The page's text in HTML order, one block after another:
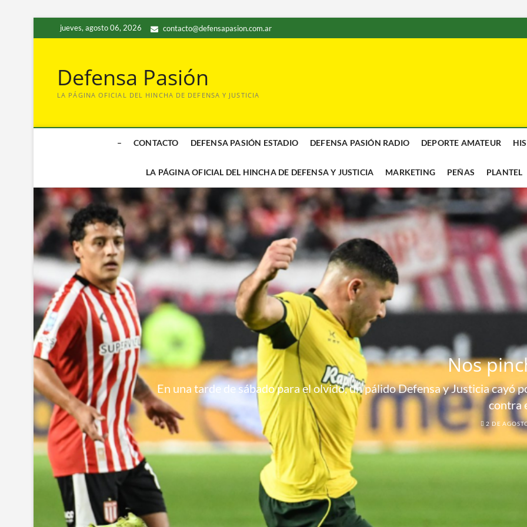
al
jueves, agosto 06, 2026 contacto@defensapasion.com.ar
Defensa Pasión
LA PÁGINA OFICIAL DEL HINCHA DE DEFENSA Y JUSTICIA
– CONTACTO DEFENSA PASIÓN ESTADIO DEFENSA PASIÓN RADIO DEPORTE AMATEUR
LA PÁGINA OFICIAL DEL HINCHA DE DEFENSA Y JUSTICIA MARKETING PEÑAS PLANTEL
Nos
En una tarde de sábado para el olvido, un pálido Defensa y Justicia cayó
contra
2 DE